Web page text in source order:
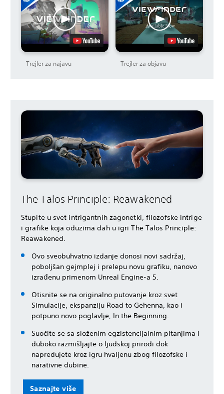
Trejler za najavu Trejler za objavu
The Talos Principle: Reawakened
Stupite u svet intrigantnih zagonetki, filozofske intrige
i grafike koja oduzima dah u igri The Talos Principle:
Reawakened.
Ovo sveobuhvatno izdanje donosi novi sadržaj,
poboljšan gejmplej i prelepu novu grafiku, nanovo
izrađenu primenom Unreal Engine-a 5.
Otisnite se na originalno putovanje kroz svet
Simulacije, ekspanziju Road to Gehenna, kao i
potpuno novo poglavlje, In the Beginning.
Suočite se sa složenim egzistencijalnim pitanjima i
duboko razmišljajte o ljudskoj prirodi dok
napredujete kroz igru hvaljenu zbog filozofske i
narativne dubine.
Saznajte više